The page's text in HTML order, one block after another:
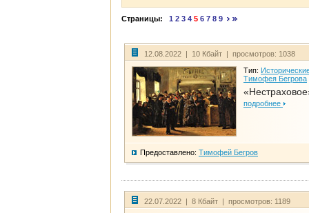
Страницы: 1 2 3 4 5 6 7 8 9
12.08.2022 | 10 Кбайт | просмотров: 1038
Тип:
Тимофея Бегрова
подробнее
Предоставлено: Тимофей Бегров
22.07.2022 | 8 Кбайт | просмотров: 1189